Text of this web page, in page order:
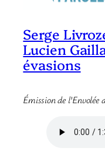
Serge
Lucien
évasions
Émission de